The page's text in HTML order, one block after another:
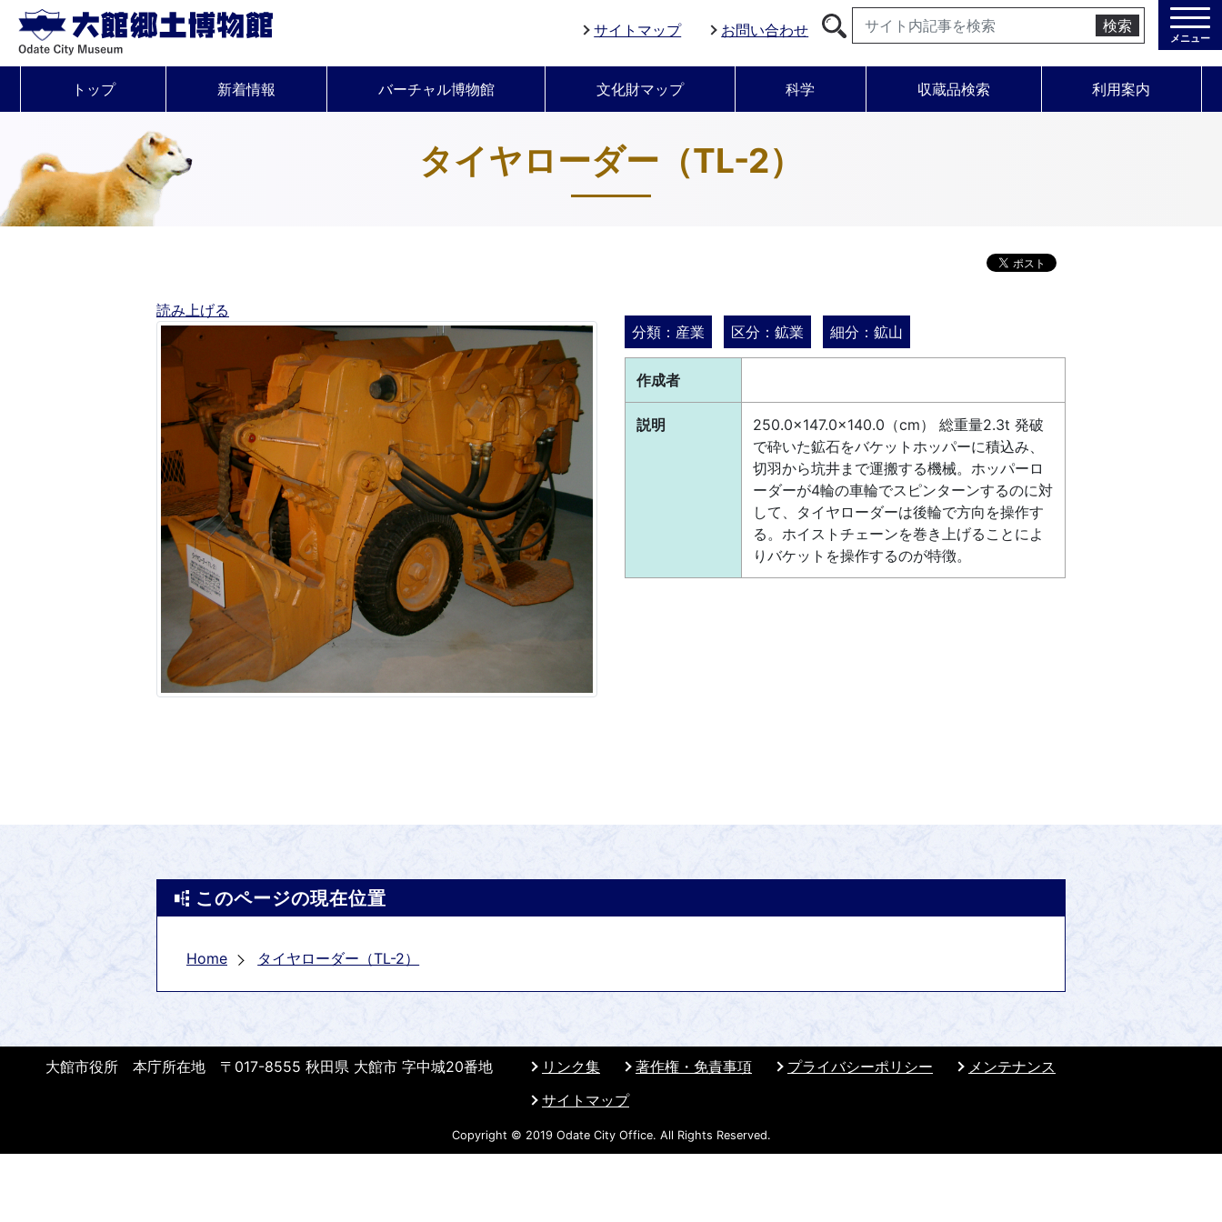
サイトマップ お問い合わせ 検索
メニュー
トップ 新着情報 バーチャル博物館 文化財マップ 科学 収蔵品検索 利用案内
タイヤローダー（TL-2）
読み上げる
分類：産業
区分：鉱業 細分：鉱山
作成者
説明
250.0×147.0×140.0（cm） 総重量2.3t 発破
で砕いた鉱石をバケットホッパーに積込み、
切羽から坑井まで運搬する機械。ホッパーロ
ーダーが4輪の車輪でスピンターンするのに対
して、タイヤローダーは後輪で方向を操作す
る。ホイストチェーンを巻き上げることによ
りバケットを操作するのが特徴。
このページの現在位置
Home タイヤローダー（TL-2）
リンク集 著作権・免責事項 プライバシーポリシー
メンテナンス
サイトマップ
大館市役所 本庁所在地 〒017-8555 秋田県 大館市 字中城20番地
Copyright © 2019 Odate City Office. All Rights Reserved.